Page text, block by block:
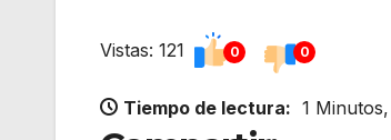
Vistas: 121 0 0
Tiempo de lectura: 1